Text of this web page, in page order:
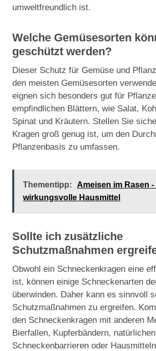
umweltfreundlich ist.
Welche Gemüsesorten
geschützt werden?
Dieser Schutz für Gemüse und
den meisten Gemüsesorten
eignen sich besonders gut für
empfindlichen Blättern, wie Salat,
Spinat und Kräutern. Stellen Sie
Kragen groß genug ist, um den
Pflanzenbasis zu umfassen.
Thementipp:
Ameisen im Rasen
wirkungsvolle Hausmittel
Sollte ich zusätzliche
Schutzmaßnahmen
Obwohl ein Schneckenkragen eine
ist, können einige Schneckenarten
überwinden. Daher kann es sinnvoll
Schutzmaßnahmen zu ergreifen.
den Schneckenkragen mit anderen
Bierfallen, Kupferbändern, natürlichen
Schneckenbarrieren oder